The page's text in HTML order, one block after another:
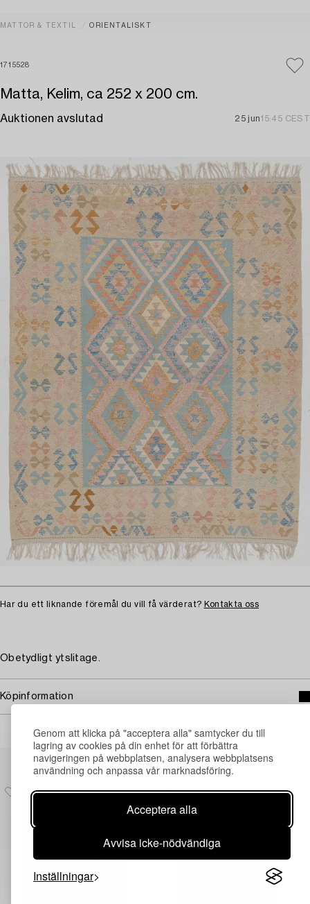
Genom att klicka på "acceptera alla" samtycker du till
lagring av cookies på din enhet för att förbättra
navigeringen på webbplatsen, analysera webbplatsens
användning och anpassa vår marknadsföring.
Acceptera alla
Avvisa icke-nödvändiga
Inställningar
MATTOR & TEXTIL ORIENTALISKT
1715528
Matta, Kelim, ca 252 x 200 cm.
Auktionen avslutad 25 jun15:45 CEST
Har du ett liknande föremål du vill få värderat? Kontakta oss
Obetydligt ytslitage.
Köpinformation
Andra har även tittat på